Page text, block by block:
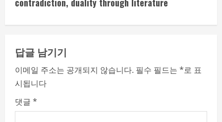
i
n
u
e
R
e
답글 남기기
이메일 주소는 공개되지 않습니다. 필수 필드는 *로 표
시됩니다
댓글 *